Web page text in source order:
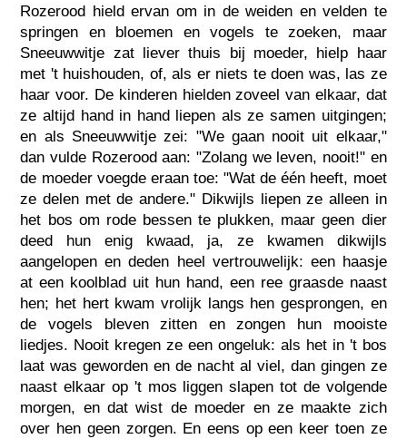
Rozerood hield ervan om in de weiden en velden te
springen en bloemen en vogels te zoeken, maar
Sneeuwwitje zat liever thuis bij moeder, hielp haar
met 't huishouden, of, als er niets te doen was, las ze
haar voor. De kinderen hielden zoveel van elkaar, dat
ze altijd hand in hand liepen als ze samen uitgingen;
en als Sneeuwwitje zei: "We gaan nooit uit elkaar,"
dan vulde Rozerood aan: "Zolang we leven, nooit!" en
de moeder voegde eraan toe: "Wat de één heeft, moet
ze delen met de andere." Dikwijls liepen ze alleen in
het bos om rode bessen te plukken, maar geen dier
deed hun enig kwaad, ja, ze kwamen dikwijls
aangelopen en deden heel vertrouwelijk: een haasje
at een koolblad uit hun hand, een ree graasde naast
hen; het hert kwam vrolijk langs hen gesprongen, en
de vogels bleven zitten en zongen hun mooiste
liedjes. Nooit kregen ze een ongeluk: als het in 't bos
laat was geworden en de nacht al viel, dan gingen ze
naast elkaar op 't mos liggen slapen tot de volgende
morgen, en dat wist de moeder en ze maakte zich
over hen geen zorgen. En eens op een keer toen ze